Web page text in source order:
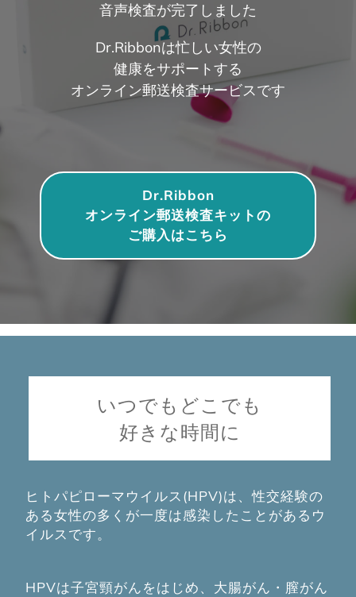
音声検査が完了しました
Dr.Ribbonは忙しい女性の
健康をサポートする
オンライン郵送検査サービスです
Dr.Ribbon
オンライン郵送検査キットの
ご購入はこちら
いつでもどこでも
好きな時間に
ヒトパピローマウイルス(HPV)は、性交経験の
ある女性の多くが一度は感染したことがあるウ
イルスです。
HPVは子宮頸がんをはじめ、大腸がん・膣がん